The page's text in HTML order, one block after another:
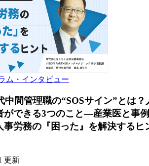
ム・インタビュー
中間管理職の“SOSサイン”とは？
ができる3つのこと―産業医と事
事労務の『困った』を解決するヒ
更新